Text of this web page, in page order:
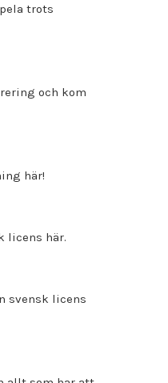
trots
och kom
här!
licens här.
svensk licens